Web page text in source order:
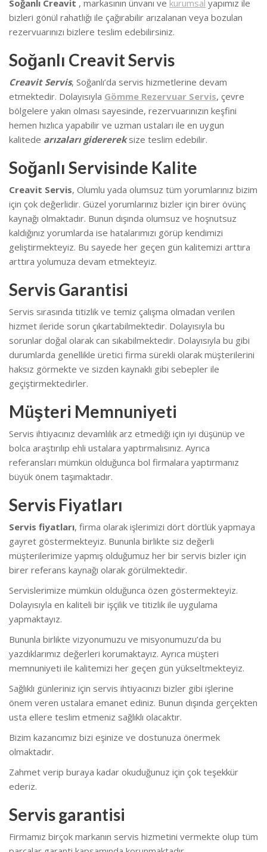
Soğanlı Creavit , markasının ünvanı ve kurumsal yapımız ile
bizleri gönül rahatlığı ile çağırabilir arızalanan veya bozulan
rezervuarınızı bizlere teslim edebilirsiniz.
Soğanlı Creavit Servis
Creavit Servis, Soğanlı’da servis hizmetlerine devam
etmektedir. Dolayısıyla Gömme Rezervuar Servis, çevre
bölgelere yakın olması sayesinde, rezervuarınızın keşfini
hemen hızlıca yapabilir ve uzman ustaları ile en uygun
kalitede arızaları giderereksize teslim edebilir.
Soğanlı Servisinde Kalite
Creavit Servis, Olumlu yada olumsuz tüm yorumlarınız bizim
için çok değerlidir. Güzel yorumlarınız bizler için birer övünç
kaynağı olmaktadır. Bunun dışında olumsuz ve hoşnutsuz
kaldığınız yorumlarda ise hatalarımızı görüp kendimizi
geliştirmekteyiz. Bu sayede her geçen gün kalitemizi arttıra
arttıra yolumuza devam etmekteyiz.
Servis Garantisi
Servis sırasında titizlik ve temiz çalışma olmadan verilen
hizmet ileride sorun çıkartabilmektedir. Dolayısıyla bu
sorunlar doğal olarak can sıkabilmektedir. Dolayısıyla bu gibi
durumlarda genellikle üretici firma sürekli olarak müşterilerini
haksız görmekte ve sizden kaynaklı gibi sebepler ile
geçiştirmektedirler.
Müşteri Memnuniyeti
Servis ihtiyacınız devamlılık arz etmediği için iyi düşünüp ve
bolca araştırılıp ehli ustalara yaptırmalısınız. Ayrıca
referansları mümkün olduğunca bol firmalara yaptırmanız
büyük önem taşımaktadır.
Servis Fiyatları
Servis fiyatları, firma olarak işlerimizi dört dörtlük yapmaya
gayret göstermekteyiz. Bununla birlikte siz değerli
müşterilerimize yapmış olduğumuz her bir servis bizler için
birer referans kaynağı olarak görülmektedir.
Servislerimize mümkün olduğunca özen göstermekteyiz.
Dolayısıyla en kaliteli bir işçilik ve titizlik ile uygulama
yapmaktayız.
Bununla birlikte vizyonumuzu ve misyonumuzu’da bu
yazdıklarımız değerleri korumaktayız. Ayrıca müşteri
memnuniyeti ile kalitemizi her geçen gün yükseltmekteyiz.
Sağlıklı günleriniz için servis ihtiyacınızı bizler gibi işlerine
önem veren ustalara emanet ediniz. Bunun dışında gerçekten
usta ellere teslim etmeniz sağlıklı olacaktır.
Bizim kazancımız bizi eşinize ve dostunuza önermek
olmaktadır.
Zahmet verip buraya kadar okuduğunuz için çok teşekkür
ederiz.
Servis garantisi
Firmamız birçok markanın servis hizmetini vermekte olup tüm